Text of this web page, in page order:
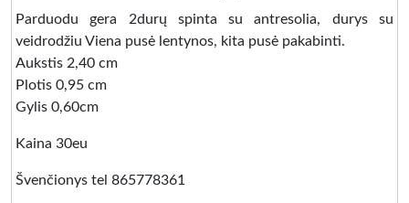
Parduodu gera 2durų spinta su antresolia, durys su
veidrodžiu Viena pusė lentynos, kita pusė pakabinti.
Aukstis 2,40 cm
Plotis 0,95 cm
Gylis 0,60cm
Kaina 30eu
Švenčionys tel 865778361